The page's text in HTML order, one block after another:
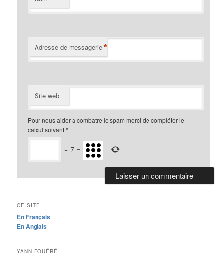
Adresse de messagerie*
Site web
Pour nous aider a combatre le spam merci de compléter le
calcul suivant*
+ 7 =
CE SITE
En Français
En Anglais
YANN FOUÉRÉ